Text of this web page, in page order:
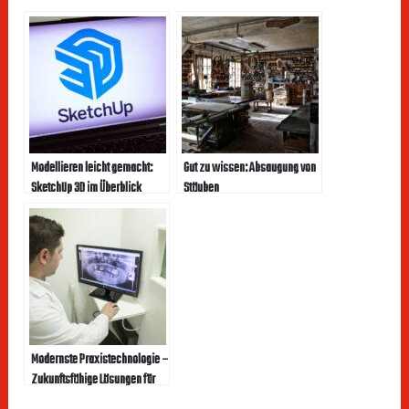
Modellieren leicht gemacht:
SketchUp 3D im Überblick
Gut zu wissen: Absaugung von
Stäuben
Modernste Praxistechnologie –
Zukunftsfähige Lösungen für